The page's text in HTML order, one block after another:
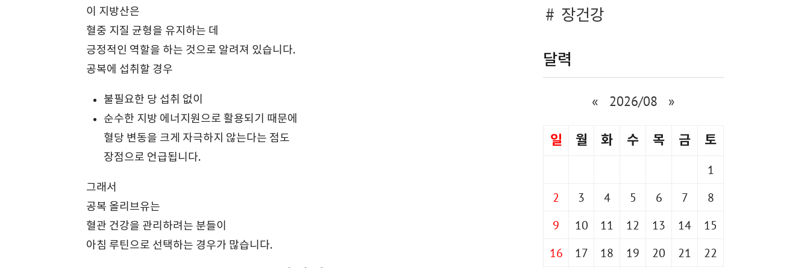
이 지방산은
혈중 지질 균형을 유지하는 데
긍정적인 역할을 하는 것으로 알려져 있습니다.
공복에 섭취할 경우
불필요한 당 섭취 없이
순수한 지방 에너지원으로 활용되기 때문에
혈당 변동을 크게 자극하지 않는다는 점도
장점으로 언급됩니다.
그래서
공복 올리브유는
혈관 건강을 관리하려는 분들이
아침 루틴으로 선택하는 경우가 많습니다.
장건강
달력
« 2026/08 »
일 월 화 수 목 금 토
1
2
3 4 5 6 7
8
9
10 11 12 13 14
15
16
17 18 19 20 21 22